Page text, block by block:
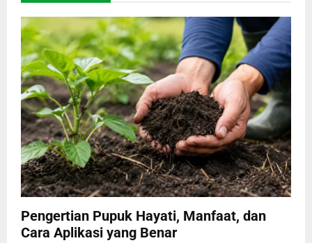
Pengertian Pupuk Hayati, Manfaat, dan
Cara Aplikasi yang Benar